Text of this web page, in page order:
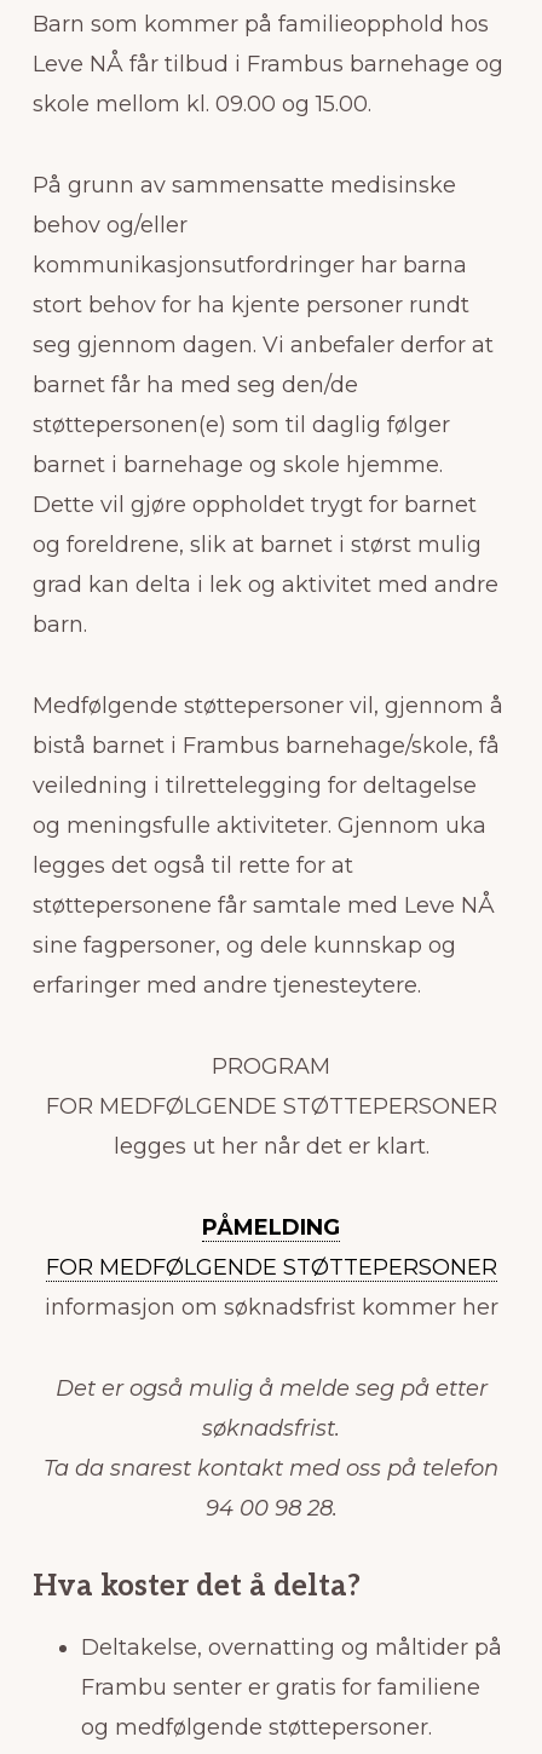
Barn som kommer på familieopphold hos
Leve NÅ får tilbud i Frambus barnehage og
skole mellom kl. 09.00 og 15.00.
På grunn av sammensatte medisinske
behov og/eller
kommunikasjonsutfordringer har barna
stort behov for ha kjente personer rundt
seg gjennom dagen. Vi anbefaler derfor at
barnet får ha med seg den/de
støttepersonen(e) som til daglig følger
barnet i barnehage og skole hjemme.
Dette vil gjøre oppholdet trygt for barnet
og foreldrene, slik at barnet i størst mulig
grad kan delta i lek og aktivitet med andre
barn.
Medfølgende støttepersoner vil, gjennom å
bistå barnet i Frambus barnehage/skole, få
veiledning i tilrettelegging for deltagelse
og meningsfulle aktiviteter. Gjennom uka
legges det også til rette for at
støttepersonene får samtale med Leve NÅ
sine fagpersoner, og dele kunnskap og
erfaringer med andre tjenesteytere.
PROGRAM
FOR MEDFØLGENDE STØTTEPERSONER
legges ut her når det er klart.
PÅMELDING
FOR MEDFØLGENDE STØTTEPERSONER
informasjon om søknadsfrist kommer her
Det er også mulig å melde seg på etter
søknadsfrist.
Ta da snarest kontakt med oss på telefon
94 00 98 28.
Hva koster det å delta?
Deltakelse, overnatting og måltider på
Frambu senter er gratis for familiene
og medfølgende støttepersoner.